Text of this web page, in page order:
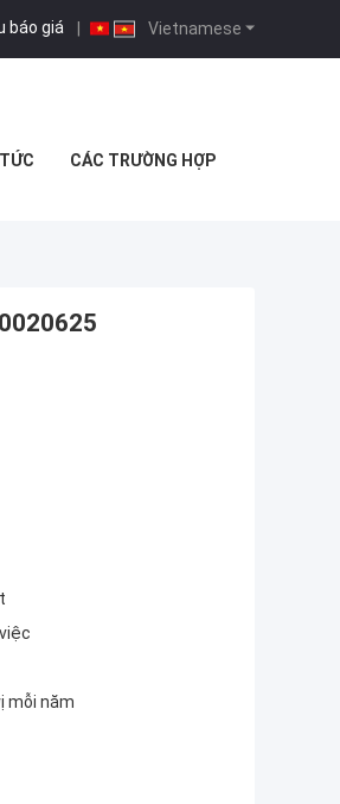
Vietnamese
báo giá |
CÁC TRƯỜNG HỢP
mỗi năm